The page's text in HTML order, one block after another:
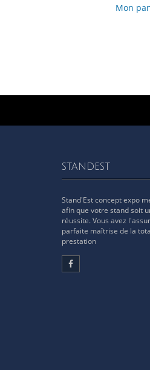
Mon
STANDEST
Stand'Est concept expo
afin que votre stand soit
réussite. Vous avez
parfaite maîtrise de la
prestation